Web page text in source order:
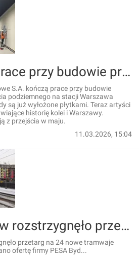
Kończą się prace przy budowie przejścia podziemnego z muralem na modernizowanej stacji Warszawa Gdańska [ZDJĘCIA]
S.A. kończą prace przy budowie
podziemnego na stacji Warszawa
są już wyłożone płytkami. Teraz artyści
historię kolei i Warszawy.
z przejścia w maju.
11.03.2026, 15:04
MPK Wrocław rozstrzygnęło przetarg na zakup kolejnych nowych tramwajów. Jakie wybrano?
przetarg na 24 nowe tramwaje
ofertę firmy PESA Byd...